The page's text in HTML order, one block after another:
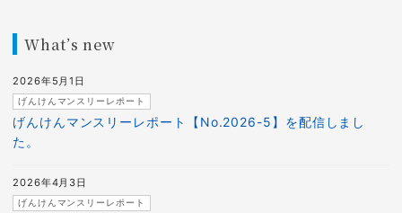
What’s new
げんけんマンスリーレポート【No.2026-5】を配信しまし
た。
げんけんマンスリーレポート
2026年5月1日
げんけんマンスリーレポート
2026年4月3日